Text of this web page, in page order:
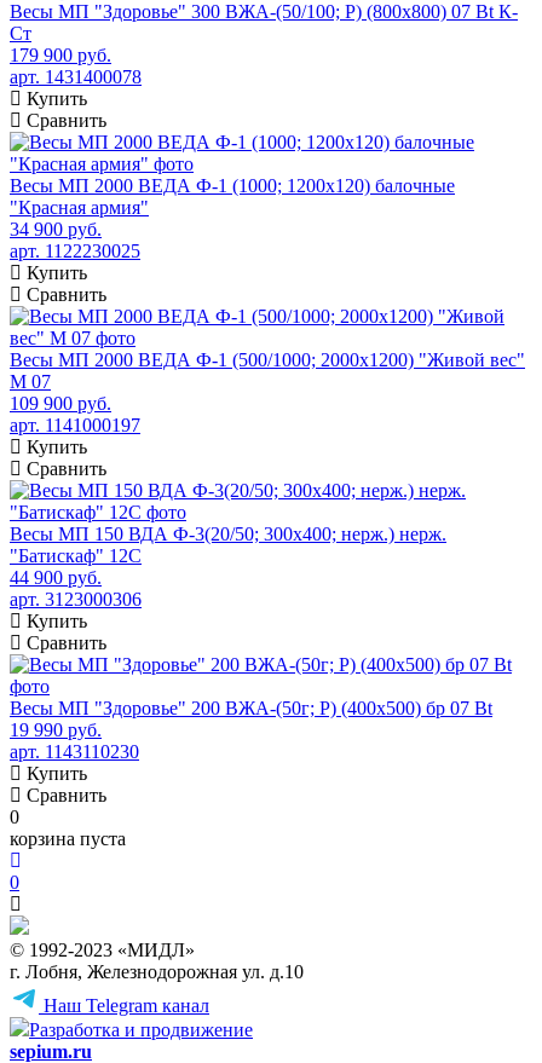
Весы МП "Здоровье" 300 ВЖА-(50/100; Р) (800х800) 07 Bt К-
Ст
179 900 руб.
арт. 1431400078
Купить
Сравнить
Весы МП 2000 ВЕДА Ф-1 (1000; 1200х120) балочные
"Красная армия"
34 900 руб.
арт. 1122230025
Купить
Сравнить
Весы МП 2000 ВЕДА Ф-1 (500/1000; 2000х1200) "Живой вес"
М 07
109 900 руб.
арт. 1141000197
Купить
Сравнить
Весы МП 150 ВДА Ф-3(20/50; 300х400; нерж.) нерж.
"Батискаф" 12С
44 900 руб.
арт. 3123000306
Купить
Сравнить
Весы МП "Здоровье" 200 ВЖА-(50г; Р) (400х500) бр 07 Bt
19 990 руб.
арт. 1143110230
Купить
Сравнить
0
корзина пуста
0
© 1992-2023 «МИДЛ»
г. Лобня, Железнодорожная ул. д.10
Наш Telegram канал
Разработка и продвижение
sepium.ru